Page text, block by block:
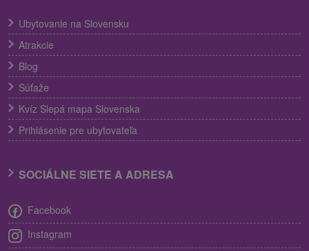
Ubytovanie na Slovensku
Atrakcie
Blog
Súťaže
Kvíz Slepá mapa Slovenska
Prihlásenie pre ubytovateľa
SOCIÁLNE SIETE A ADRESA
Facebook
Instagram